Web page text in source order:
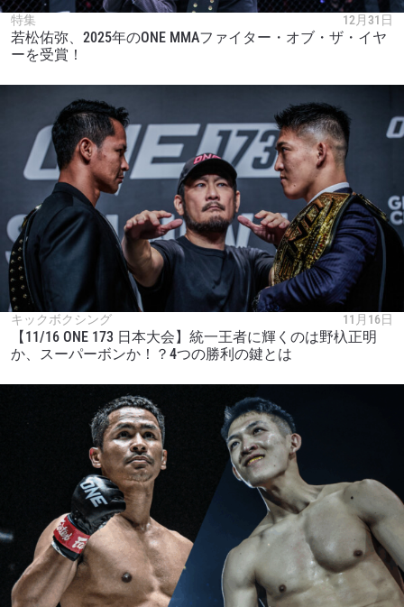
特集 12月31日
若松佑弥、2025年のONE MMAファイター・オブ・ザ・イヤ
ーを受賞！
キックボクシング 11月16日
【11/16 ONE 173 日本大会】統一王者に輝くのは野杁正明
か、スーパーボンか！？4つの勝利の鍵とは